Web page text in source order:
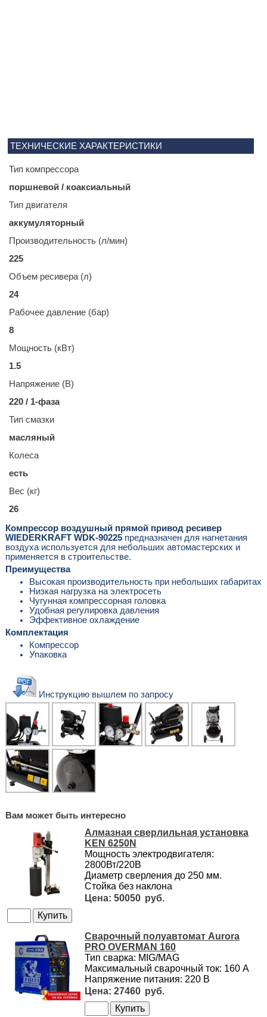
ТЕХНИЧЕСКИЕ ХАРАКТЕРИСТИКИ
Тип компрессора
поршневой / коаксиальный
Тип двигателя
аккумуляторный
Производительность (л/мин)
225
Объем ресивера (л)
24
Рабочее давление (бар)
8
Мощность (кВт)
1.5
Напряжение (В)
220 / 1-фаза
Тип смазки
масляный
Колеса
есть
Вес (кг)
26
Компрессор воздушный прямой привод ресивер
WIEDERKRAFT WDK-90225предназначен для нагнетания
воздуха используется для небольших автомастерских и
применяется в строительстве.
Преимущества
Высокая производительность при небольших габаритах
Низкая нагрузка на электросеть
Чугунная компрессорная головка
Удобная регулировка давления
Эффективное охлаждение
Комплектация
Компрессор
Упаковка
Инструкцию вышлем по запросу
Вам может быть интересно
Алмазная сверлильная установка
KEN 6250N
Мощность электродвигателя:
2800Вт/220В
Диаметр сверления до 250 мм.
Стойка без наклона
50050
Сварочный полуавтомат Aurora
PRO OVERMAN 160
Тип сварка: MIG/MAG
Максимальный сварочный ток: 160 А
Напряжение питания: 220 В
27460